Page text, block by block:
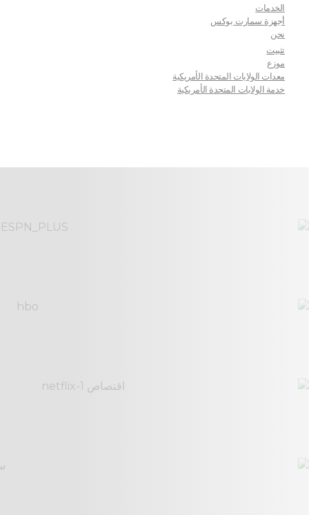
الخدمات
أجهزة سمارت بوكس
نحن
تثبيت
موزع
معدات الولايات المتحدة الأمريكية
خدمة الولايات المتحدة الأمريكية